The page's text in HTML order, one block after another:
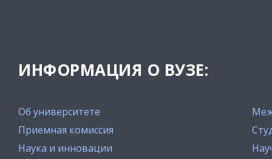
ИНФОРМАЦИЯ О ВУЗЕ:
Об университете
Приемная комиссия
Наука и инновации